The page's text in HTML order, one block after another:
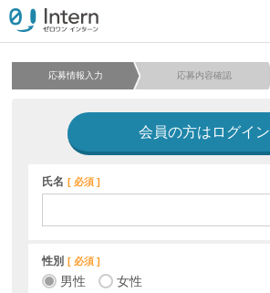
応募情報入力 応募内容確認
会員の方はログイン
氏名 必須
性別 必須
男性 女性